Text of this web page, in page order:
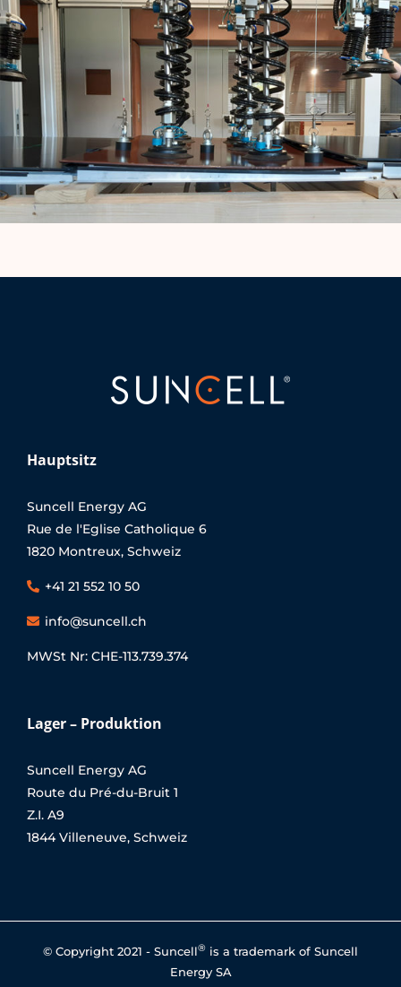
Hauptsitz
Suncell Energy AG
Rue de l'Eglise Catholique 6
1820 Montreux, Schweiz
+41 21 552 10 50
info@suncell.ch
MWSt Nr: CHE-113.739.374
Lager – Produktion
Suncell Energy AG
Route du Pré-du-Bruit 1
Z.I. A9
1844 Villeneuve, Schweiz
© Copyright 2021 - Suncell® is a trademark of Suncell
Energy SA